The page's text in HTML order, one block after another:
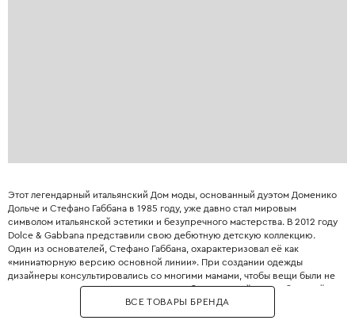
Этот легендарный итальянский Дом моды, основанный дуэтом Доменико
Дольче и Стефано Габбана в 1985 году, уже давно стал мировым
символом итальянской эстетики и безупречного мастерства. В 2012 году
Dolce & Gabbana представили свою дебютную детскую коллекцию.
Один из основателей, Стефано Габбана, охарактеризовал её как
«миниатюрную версию основной линии». При создании одежды
дизайнеры консультировались со многими мамами, чтобы вещи были не
только стильными, но и максимально удобными. Дизайнеры с большой
любовью и вниманием перенесли в детский гардероб все коды
взрослой моды: яркие цветочные принты, благородное кружево,
ВСЕ ТОВАРЫ БРЕНДА